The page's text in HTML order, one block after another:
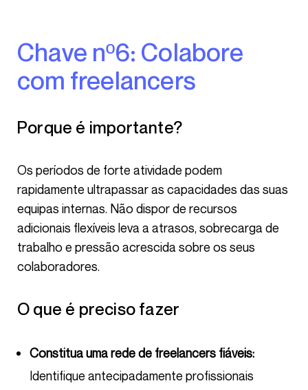
Chave nº6: Colabore
com freelancers
Porque é importante?
Os períodos de forte atividade podem
rapidamente ultrapassar as capacidades das suas
equipas internas. Não dispor de recursos
adicionais flexíveis leva a atrasos, sobrecarga de
trabalho e pressão acrescida sobre os seus
colaboradores.
O que é preciso fazer
Constitua uma rede de freelancers fiáveis:
Identifique antecipadamente profissionais